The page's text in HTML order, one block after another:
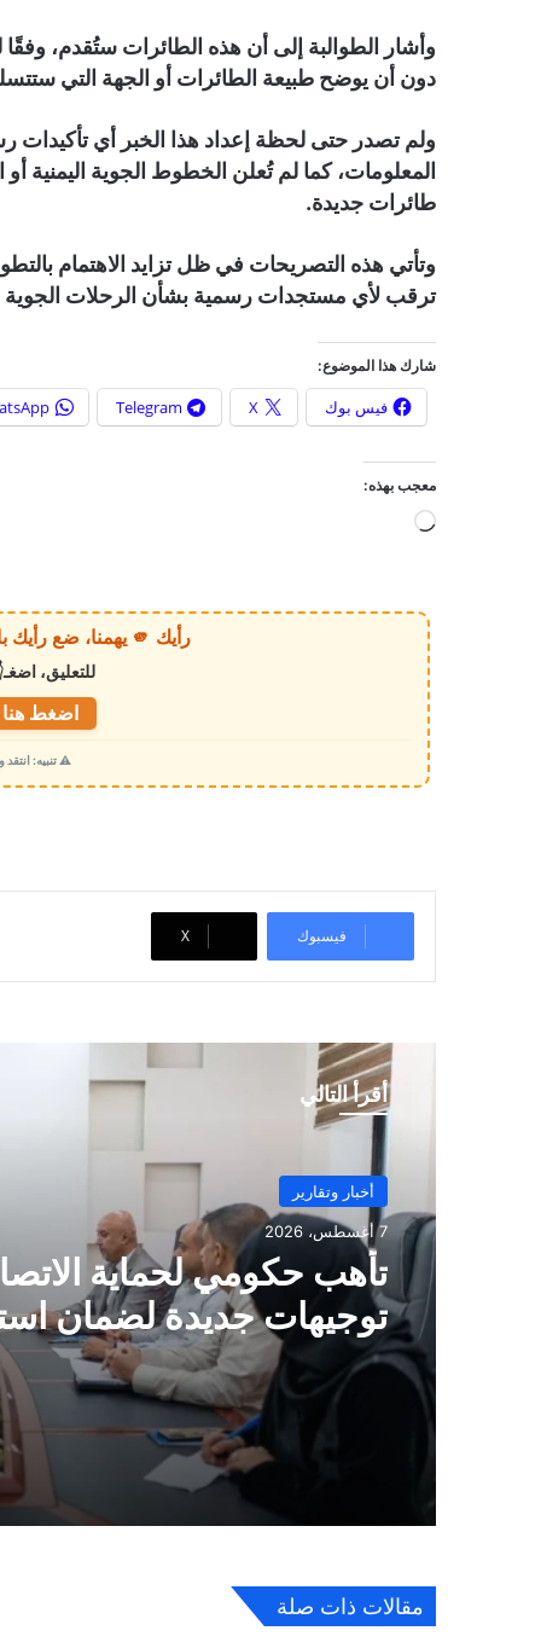
وأشار الطوالبة إلى أن هذه الطائرات ستُقدم،
دون أن يوضح طبيعة الطائرات أو الجهة التي
ولم تصدر حتى لحظة إعداد هذا الخبر أي تأكيدات
المعلومات، كما لم تُعلن الخطوط الجوية اليمنية
طائرات جديدة.
وتأتي هذه التصريحات في ظل تزايد الاهتمام
ترقب لأي مستجدات رسمية بشأن الرحلات الجوية
شارك هذا الموضوع:
فيس بوك X
Telegram
معجب بهذه:
ي
ح
رأيك 🫵 يهمنا، ضع رأيك بالخبر أو الموقع بكل وضوح وصراحة!
للتعليق،
اضغط هنا
⚠️ تنبيه:
فيسبوك ‫X
أقرأ التالي
أخبار وتقارير
7 أغسطس، 2026
تأهب حكومي لحماية
توجيهات جديدة لضمان
الخدمة في المناطق
مقالات ذات صلة